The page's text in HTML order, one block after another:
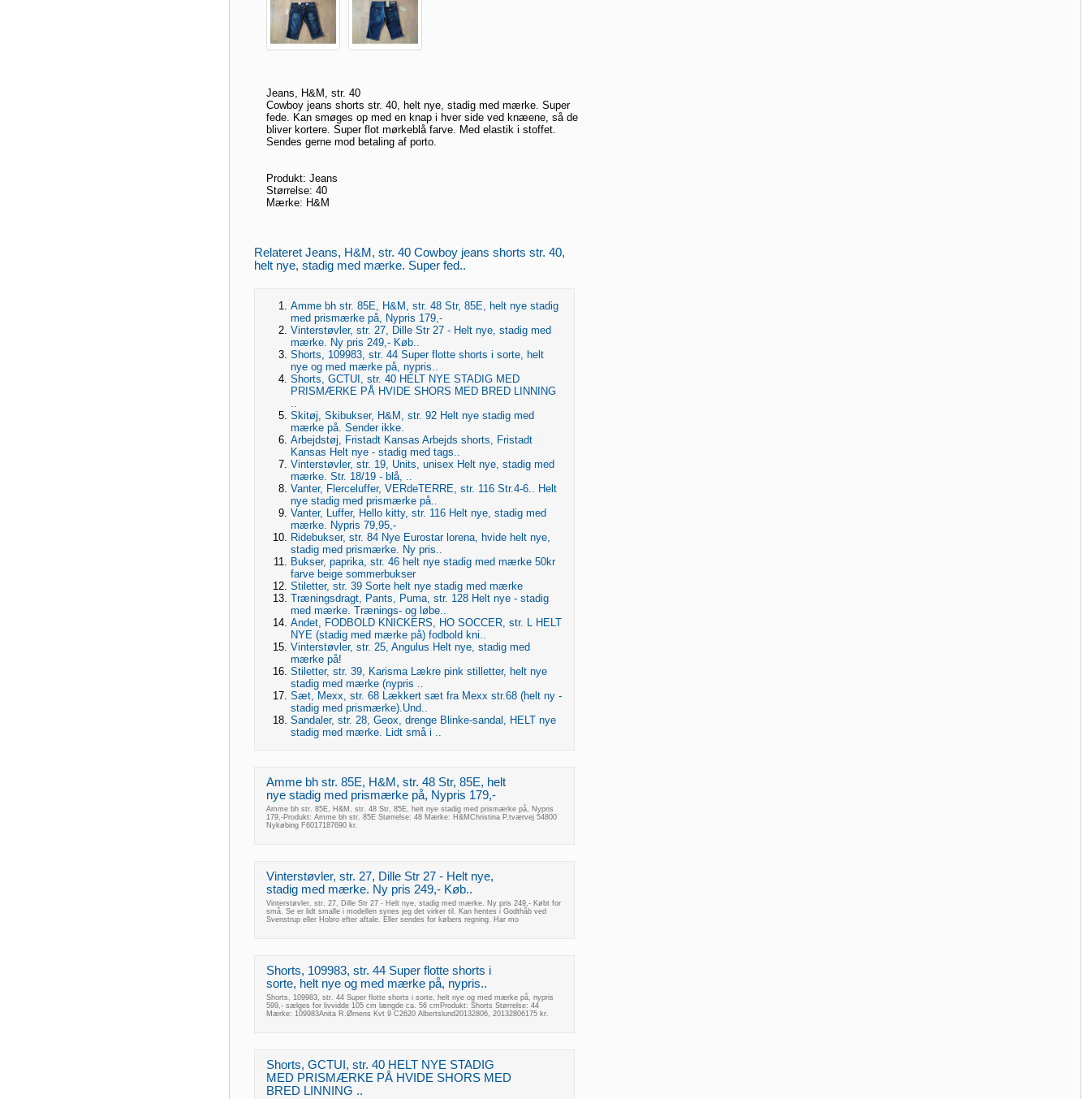
Jeans, H&M, str. 40
Cowboy jeans shorts str. 40, helt nye, stadig med mærke. Super
fede. Kan smøges op med en knap i hver side ved knæene, så de
bliver kortere. Super flot mørkeblå farve. Med elastik i stoffet.
Sendes gerne mod betaling af porto.
Produkt: Jeans
Størrelse: 40
Mærke: H&M
Relateret Jeans, H&M, str. 40 Cowboy jeans shorts str. 40,
helt nye, stadig med mærke. Super fed..
Amme bh str. 85E, H&M, str. 48 Str, 85E, helt nye stadig
med prismærke på, Nypris 179,-
Vinterstøvler, str. 27, Dille Str 27 - Helt nye, stadig med
mærke. Ny pris 249,- Køb..
Shorts, 109983, str. 44 Super flotte shorts i sorte, helt
nye og med mærke på, nypris..
Shorts, GCTUI, str. 40 HELT NYE STADIG MED
PRISMÆRKE PÅ HVIDE SHORS MED BRED LINNING
..
Skitøj, Skibukser, H&M, str. 92 Helt nye stadig med
mærke på. Sender ikke.
Arbejdstøj, Fristadt Kansas Arbejds shorts, Fristadt
Kansas Helt nye - stadig med tags..
Vinterstøvler, str. 19, Units, unisex Helt nye, stadig med
mærke. Str. 18/19 - blå, ..
Vanter, Flerceluffer, VERdeTERRE, str. 116 Str.4-6.. Helt
nye stadig med prismærke på..
Vanter, Luffer, Hello kitty, str. 116 Helt nye, stadig med
mærke. Nypris 79,95,-
Ridebukser, str. 84 Nye Eurostar lorena, hvide helt nye,
stadig med prismærke. Ny pris..
Bukser, paprika, str. 46 helt nye stadig med mærke 50kr
farve beige sommerbukser
Stiletter, str. 39 Sorte helt nye stadig med mærke
Træningsdragt, Pants, Puma, str. 128 Helt nye - stadig
med mærke. Trænings- og løbe..
Andet, FODBOLD KNICKERS, HO SOCCER, str. L HELT
NYE (stadig med mærke på) fodbold kni..
Vinterstøvler, str. 25, Angulus Helt nye, stadig med
mærke på!
Stiletter, str. 39, Karisma Lækre pink stilletter, helt nye
stadig med mærke (nypris ..
Sæt, Mexx, str. 68 Lækkert sæt fra Mexx str.68 (helt ny -
stadig med prismærke).Und..
Sandaler, str. 28, Geox, drenge Blinke-sandal, HELT nye
stadig med mærke. Lidt små i ..
Amme bh str. 85E, H&M, str. 48 Str, 85E, helt
nye stadig med prismærke på, Nypris 179,-
Amme bh str. 85E, H&M, str. 48 Str, 85E, helt nye stadig med prismærke på, Nypris
179,-Produkt: Amme bh str. 85E Størrelse: 48 Mærke: H&MChristina P.tværvej 54800
Nykøbing F6017187690 kr.
Vinterstøvler, str. 27, Dille Str 27 - Helt nye,
stadig med mærke. Ny pris 249,- Køb..
Vinterstøvler, str. 27, Dille Str 27 - Helt nye, stadig med mærke. Ny pris 249,- Købt for
små. Se er lidt smalle i modellen synes jeg det virker til. Kan hentes i Godthåb ved
Svenstrup eller Hobro efter aftale. Eller sendes for købers regning. Har mo
Shorts, 109983, str. 44 Super flotte shorts i
sorte, helt nye og med mærke på, nypris..
Shorts, 109983, str. 44 Super flotte shorts i sorte, helt nye og med mærke på, nypris
599,- sælges for livvidde 105 cm længde ca. 56 cmProdukt: Shorts Størrelse: 44
Mærke: 109983Anita R.Ørnens Kvt 9 C2620 Albertslund20132806, 20132806175 kr.
Shorts, GCTUI, str. 40 HELT NYE STADIG
MED PRISMÆRKE PÅ HVIDE SHORS MED
BRED LINNING ..